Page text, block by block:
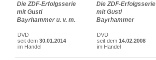
Die ZDF-Erfolgsserie
mit Gustl
Bayrhammer u. v. m.
DVD
seit dem 30.01.2014
im Handel
Die ZDF-Erfolgsserie
mit Gustl
Bayrhammer
DVD
seit dem 14.02.2008
im Handel